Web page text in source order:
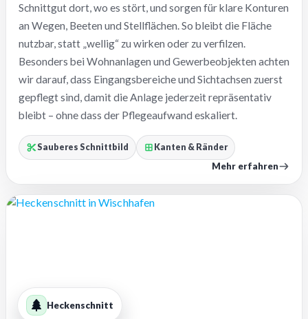
Schnittgut dort, wo es stört, und sorgen für klare Konturen
an Wegen, Beeten und Stellflächen. So bleibt die Fläche
nutzbar, statt „wellig“ zu wirken oder zu verfilzen.
Besonders bei Wohnanlagen und Gewerbeobjekten achten
wir darauf, dass Eingangsbereiche und Sichtachsen zuerst
gepflegt sind, damit die Anlage jederzeit repräsentativ
bleibt – ohne dass der Pflegeaufwand eskaliert.
Sauberes Schnittbild Kanten & Ränder
Mehr erfahren
Heckenschnitt